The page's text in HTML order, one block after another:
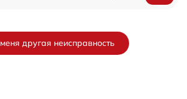
другая неисправность